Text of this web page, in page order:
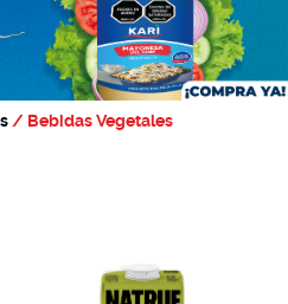
/ Bebidas Vegetales